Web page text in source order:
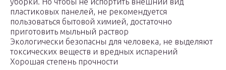
пластиковых панелей, не рекомендуется
пользоваться бытовой химией, достаточно
приготовить мыльный раствор
Экологически безопасны для человека, не выделяют
токсических веществ и вредных испарений
Хорошая степень прочности